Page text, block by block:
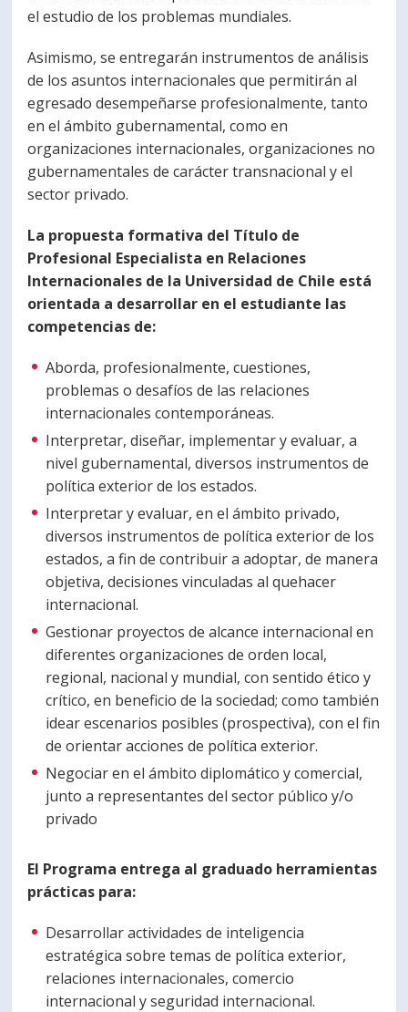
el estudio de los problemas mundiales.
Asimismo, se entregarán instrumentos de análisis
de los asuntos internacionales que permitirán al
egresado desempeñarse profesionalmente, tanto
en el ámbito gubernamental, como en
organizaciones internacionales, organizaciones no
gubernamentales de carácter transnacional y el
sector privado.
La propuesta formativa del Título de
Profesional Especialista en Relaciones
Internacionales de la Universidad de Chile está
orientada a desarrollar en el estudiante las
competencias de:
Aborda, profesionalmente, cuestiones,
problemas o desafíos de las relaciones
internacionales contemporáneas.
Interpretar, diseñar, implementar y evaluar, a
nivel gubernamental, diversos instrumentos de
política exterior de los estados.
Interpretar y evaluar, en el ámbito privado,
diversos instrumentos de política exterior de los
estados, a fin de contribuir a adoptar, de manera
objetiva, decisiones vinculadas al quehacer
internacional.
Gestionar proyectos de alcance internacional en
diferentes organizaciones de orden local,
regional, nacional y mundial, con sentido ético y
crítico, en beneficio de la sociedad; como también
idear escenarios posibles (prospectiva), con el fin
de orientar acciones de política exterior.
Negociar en el ámbito diplomático y comercial,
junto a representantes del sector público y/o
privado
El Programa entrega al graduado herramientas
prácticas para:
Desarrollar actividades de inteligencia
estratégica sobre temas de política exterior,
relaciones internacionales, comercio
internacional y seguridad internacional.